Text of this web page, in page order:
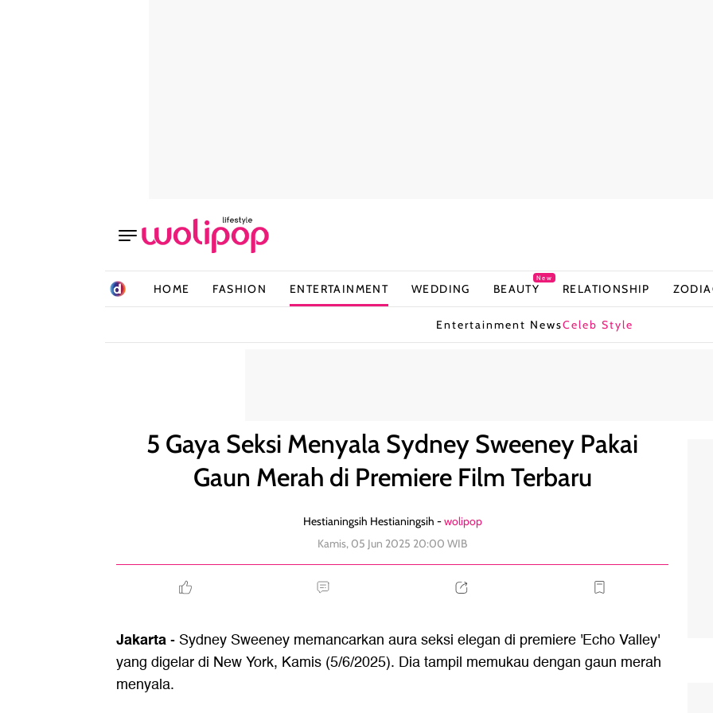
HOME FASHION ENTERTAINMENT WEDDING BEAUTY
New
RELATIONSHIP
Entertainment NewsCeleb Style
5 Gaya Seksi Menyala Sydney Sweeney Pakai
Gaun Merah di Premiere Film Terbaru
Hestianingsih Hestianingsih -wolipop
Kamis, 05 Jun 2025 20:00 WIB
Jakarta- Sydney Sweeney memancarkan aura seksi elegan di premiere 'Echo Valley'
yang digelar di New York, Kamis (5/6/2025). Dia tampil memukau dengan gaun merah
menyala.